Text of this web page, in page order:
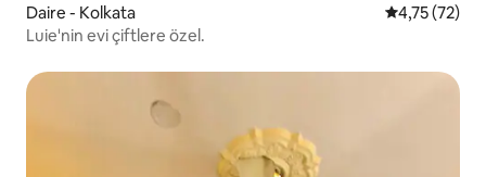
Daire - Kolkata 5 üzerinden
4,75 (72)
Luie'nin evi çiftlere özel.